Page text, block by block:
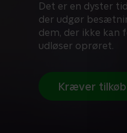
Det er en dyster
der udgør
dem, der ikke kan
udløser oprøret.
Kræver tilkøb